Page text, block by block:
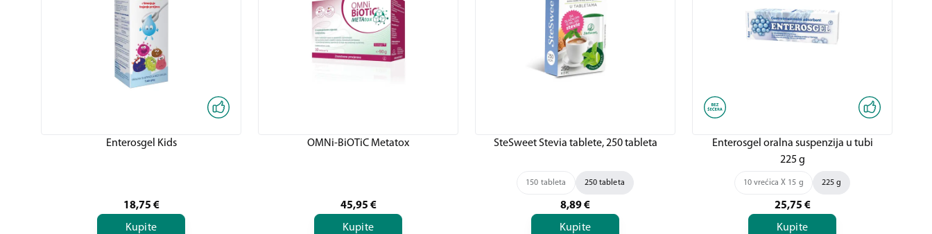
Enterosgel Kids
18,75 €
Kupite
OMNi-BiOTiC Metatox
45,95 €
Kupite
SteSweet Stevia tablete, 250 tableta
150 tableta 250 tableta
8,89€
Kupite
Enterosgel oralna suspenzija u tubi
225 g
10 vrećica X 15 g 225 g
25,75 €
Kupite